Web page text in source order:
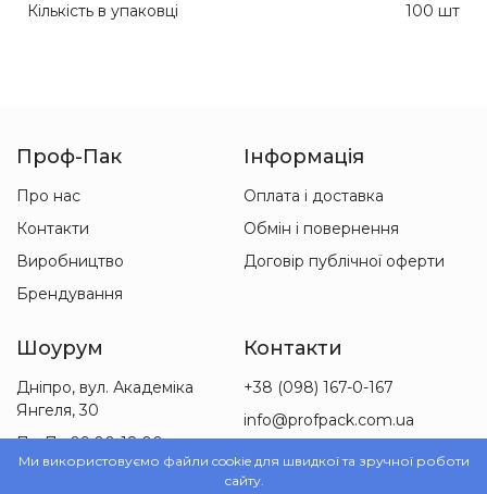
Кількість в упаковці 100 шт
Проф-Пак
Про нас
Контакти
Виробництво
Брендування
Інформація
Оплата і доставка
Обмін і повернення
Договір публічної оферти
Шоурум
Дніпро, вул. Академіка
Янгеля, 30
Пн-Пт 09:00-18:00
Сб 09:00-15:00
Контакти
+38 (098) 167-0-167
info@profpack.com.ua
Ми використовуємо файли cookie для швидкої та зручної роботи
сайту.